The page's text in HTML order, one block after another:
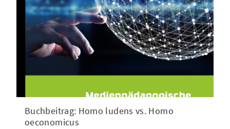
Buchbeitrag: Homo ludens vs. Homo
oeconomicus